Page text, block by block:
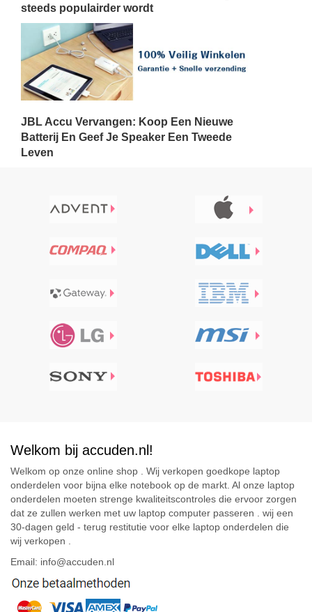
steeds populairder wordt
JBL Accu Vervangen: Koop Een Nieuwe
Batterij En Geef Je Speaker Een Tweede
Leven
Welkom bij accuden.nl!
Welkom op onze online shop . Wij verkopen goedkope laptop
onderdelen voor bijna elke notebook op de markt. Al onze laptop
onderdelen moeten strenge kwaliteitscontroles die ervoor zorgen
dat ze zullen werken met uw laptop computer passeren . wij een
30-dagen geld - terug restitutie voor elke laptop onderdelen die
wij verkopen .
Email: info@accuden.nl